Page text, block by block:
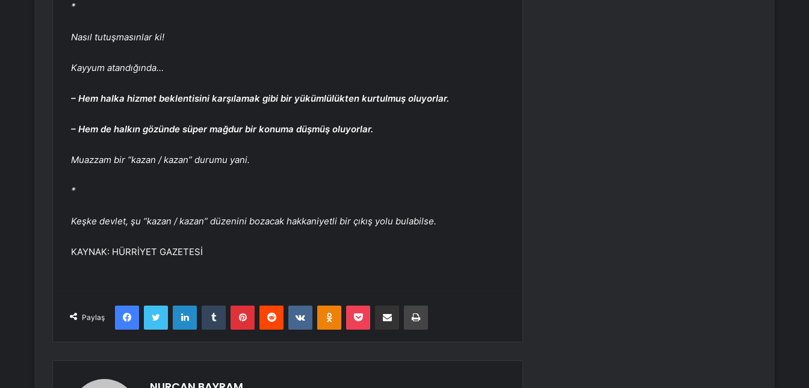
*
Nasıl tutuşmasınlar ki!
Kayyum atandığında…
– Hem halka hizmet beklentisini karşılamak gibi bir yükümlülükten kurtulmuş oluyorlar.
– Hem de halkın gözünde süper mağdur bir konuma düşmüş oluyorlar.
Muazzam bir “kazan / kazan” durumu yani.
*
Keşke devlet, şu “kazan / kazan” düzenini bozacak hakkaniyetli bir çıkış yolu bulabilse.
KAYNAK: HÜRRİYET GAZETESİ
Paylaş
FacebookTwitter LinkedInTumblr PinterestReddit VKontakteOdnoklassniki
Pocket E-Posta ile paylaş Yazdır